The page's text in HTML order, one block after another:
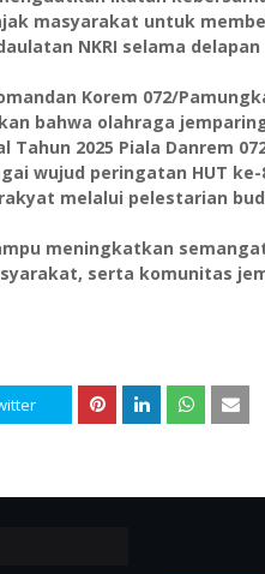
masyarakat untuk
NKRI selama delapan
Korem 072/
bahwa olahraga
Tahun 2025 Piala Danrem
wujud peringatan HUT
melalui pelestarian
meningkatkan
serta komunitas